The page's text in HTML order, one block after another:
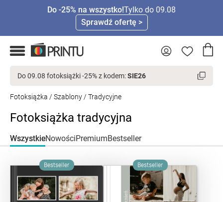
Do -25% na wszystko!Tylko do 09.08
Sprawdź ofertę >
Do 09.08 fotoksiążki -25% z kodem:SIE26
Fotoksiążka / Szablony / Tradycyjne
Fotoksiążka tradycyjna
WszystkieNowościPremiumBestseller
Bestseller Bestseller